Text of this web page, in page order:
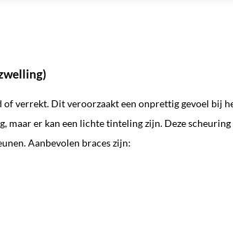
of verrekt. Dit veroorzaakt een onprettig gevoel bij
maar er kan een lichte tinteling zijn. Deze scheuring
Aanbevolen braces zijn: